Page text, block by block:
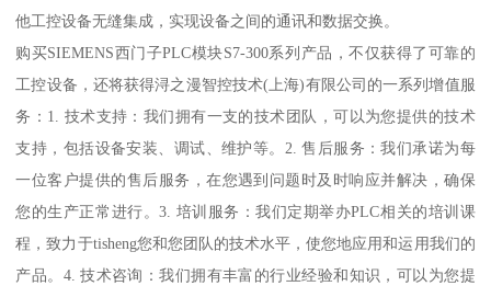
他工控设备无缝集成，实现设备之间的通讯和数据交换。
购买SIEMENS西门子PLC模块S7-300系列产品，不仅获得了可靠的
工控设备，还将获得浔之漫智控技术(上海)有限公司的一系列增值服
务：1. 技术支持：我们拥有一支的技术团队，可以为您提供的技术
支持，包括设备安装、调试、维护等。2. 售后服务：我们承诺为每
一位客户提供的售后服务，在您遇到问题时及时响应并解决，确保
您的生产正常进行。3. 培训服务：我们定期举办PLC相关的培训课
程，致力于tisheng您和您团队的技术水平，使您地应用和运用我们的
产品。4. 技术咨询：我们拥有丰富的行业经验和知识，可以为您提